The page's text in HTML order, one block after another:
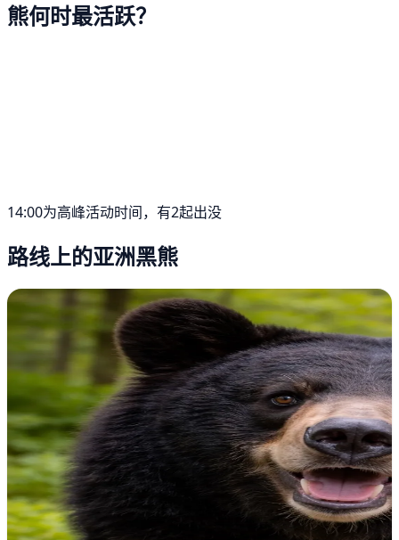
熊何时最活跃？
14:00为高峰活动时间，有2起出没
路线上的亚洲黑熊